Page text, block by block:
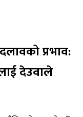
प्रभाव:
देउवाले